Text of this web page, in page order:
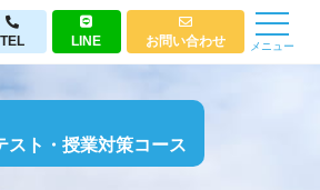
TEL LINE お問い合わせ メニュー
スト・授業対策コース